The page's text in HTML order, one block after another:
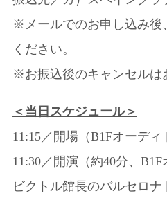
※メールでのお申し込み後
ください。
※お振込後のキャンセルは
＜当日スケジュール＞
11:15／開場（B1Fオーディ
11:30／開演（約40分、B1F
ビクトル館長のバルセロナ